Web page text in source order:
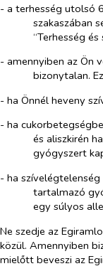
- a terhesség utolsó
szakaszában
“Terhesség
- amennyiben az Ön
bizonytalan.
- ha Önnél heveny
- ha
és aliszkirén
gyógyszert
- ha
tartalmazó
egy súlyos
Ne szedje az
közül. Amennyiben
mielőtt beveszi az